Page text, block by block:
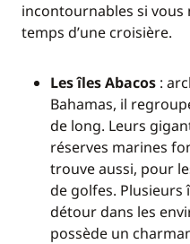
incontournables si vous
temps d’une croisière.
Les îles Abacos :
Bahamas, il
de long. Leurs
réserves marines
trouve aussi, pour
de golfes. Plusieurs
détour dans les
possède un